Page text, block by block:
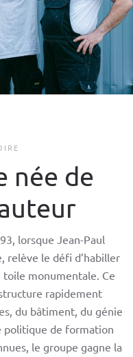
née de
lorsque Jean-Paul
relève le défi d’habiller
monumentale. Ce
rapidement
du bâtiment, du génie
politique de formation
le groupe gagne la